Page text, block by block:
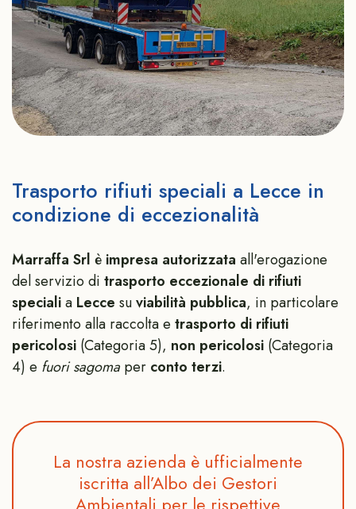
Trasporto rifiuti speciali a Lecce in
condizione di eccezionalità
Marraffa Srl è impresa autorizzata all'erogazione
del servizio di trasporto eccezionale di rifiuti
specialia Lecce suviabilità pubblica, in particolare
riferimento alla raccolta e trasporto di rifiuti
pericolosi (Categoria 5), non pericolosi (Categoria
4) e fuori sagomaper conto terzi.
La nostra azienda è ufficialmente
iscritta all’Albo dei Gestori